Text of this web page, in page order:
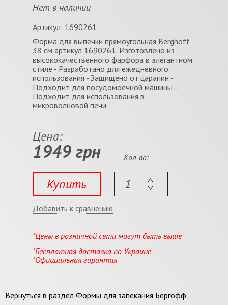
Нет в наличии
Артикул: 1690261
Форма для выпечки прямоугольная Berghoff
38 см артикул 1690261. Изготовлено из
высококачественного фарфора в элегантном
стиле - Разработано для ежедневного
использования - Защищено от царапин -
Подходит для посудомоечной машины -
Подходит для использования в
микроволновой печи.
Цена:
1949 грн
Купить
Кол-во:
Добавить к сравнению
*Цены в розничной сети могут быть выше
*Бесплатная доставка по Украине
*Официальная гарантия
Вернуться в раздел Формы для запекания Бергофф